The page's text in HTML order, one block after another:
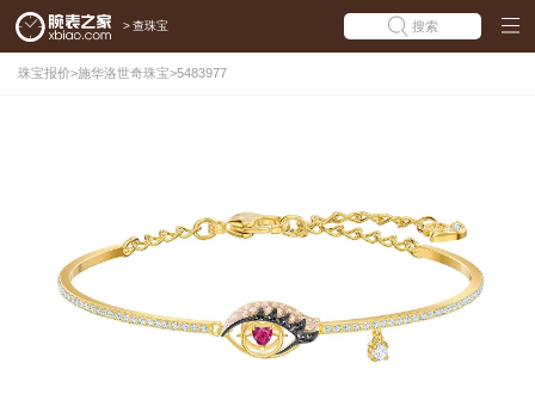
> 查珠宝 搜索
珠宝报价>施华洛世奇珠宝>5483977